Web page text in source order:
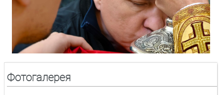
Фотогалерея